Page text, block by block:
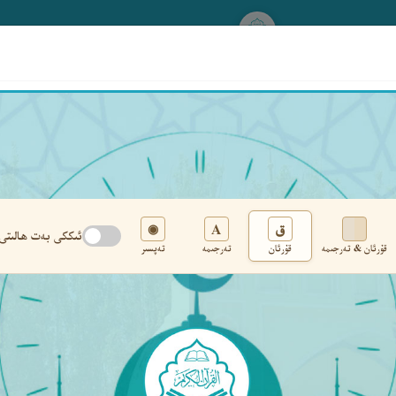
قۇرئان & تەرجىمە
ق
قۇرئان
A
تەرجىمە
◉
تەپسىر
ئىككى بەت ھالىتى
تەڭشەك
‹ ‹ ٥٨٦ › ›